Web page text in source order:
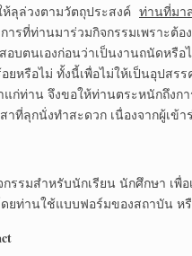
ลุล่วงตามวัตถุประสงค์ ท่านที่มา
การที่ท่านมาร่วมกิจกรรมเพราะต้
อบตนเองก่อนว่าเป็นงานถนัดหรื
อยหรือไม่ ทั้งนี้เพื่อไม่ให้เป็นอุปส
แก่ท่าน จึงขอให้ท่านตระหนักถึง
าที่ลุกนั่งทำสะดวก เนื่องจากผู้เข้
กรรมสำหรับนักเรียน นักศึกษา เ
ยท่านใช้แบบฟอร์มของสถาบัน ห